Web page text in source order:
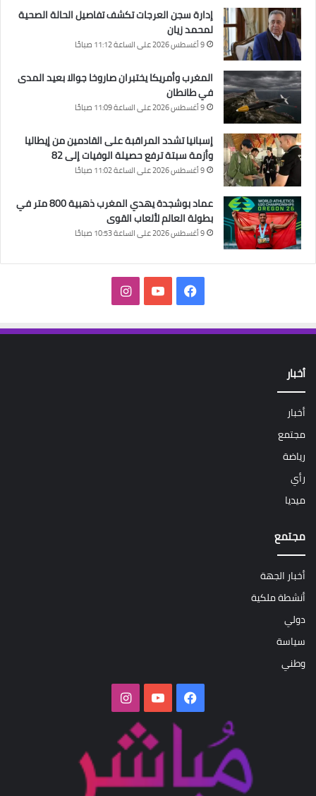
إدارة سجن العرجات تكشف تفاصيل الحالة الصحية
لمحمد زيان
9 أغسطس 2026 على الساعة 11:12 صباحًا
المغرب وأمريكا يختبران صاروخا جوالا بعيد المدى
في طانطان
9 أغسطس 2026 على الساعة 11:09 صباحًا
إسبانيا تشدد المراقبة على القادمين من إيطاليا
وأزمة سبتة ترفع حصيلة الوفيات إلى 82
9 أغسطس 2026 على الساعة 11:02 صباحًا
عماد بوشجدة يهدي المغرب ذهبية 800 متر في
بطولة العالم لألعاب القوى
9 أغسطس 2026 على الساعة 10:53 صباحًا
فيسبوك‫YouTubeانستقرام
أخبار
أخبار
مجتمع
رياضة
رأي
ميديا
مجتمع
أخبار الجهة
أنشطة ملكية
دولي
سياسة
وطني
فيسبوك‫YouTubeانستقرام